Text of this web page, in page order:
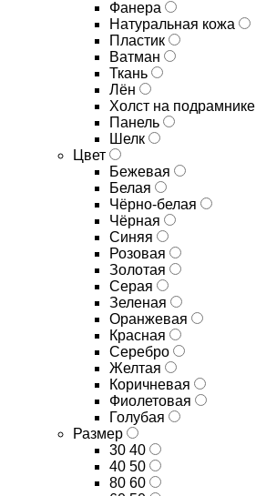
Фанера
Натуральная кожа
Пластик
Ватман
Ткань
Лён
Холст на подрамнике
Панель
Шелк
Цвет
Бежевая
Белая
Чёрно-белая
Чёрная
Синяя
Розовая
Золотая
Серая
Зеленая
Оранжевая
Красная
Серебро
Желтая
Коричневая
Фиолетовая
Голубая
Размер
30 40
40 50
80 60